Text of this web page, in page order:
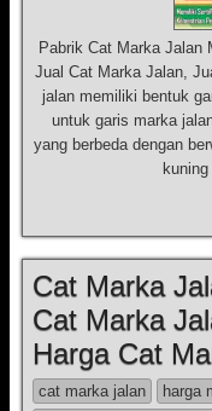
Pabrik Cat Marka Jalan
Jual Cat Marka Jalan,
jalan memiliki bentuk
untuk garis marka
yang berbeda dengan
Cat Marka
Cat Marka
Harga Cat
cat marka jalan
harga